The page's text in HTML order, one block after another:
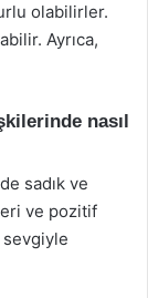
olabilirler.
Ayrıca,
nasıl
sadık ve
ve pozitif